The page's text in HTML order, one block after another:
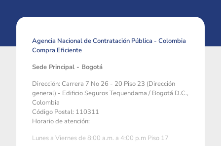
Agencia Nacional de Contratación Pública - Colombia
Compra Eficiente
Sede Principal - Bogotá
Dirección: Carrera 7 No 26 - 20 Piso 23 (Dirección
general) - Edificio Seguros Tequendama / Bogotá D.C.,
Colombia
Código Postal: 110311
Horario de atención:
Lunes a Viernes de 8:00 a.m. a 4:00 p.m Piso 17